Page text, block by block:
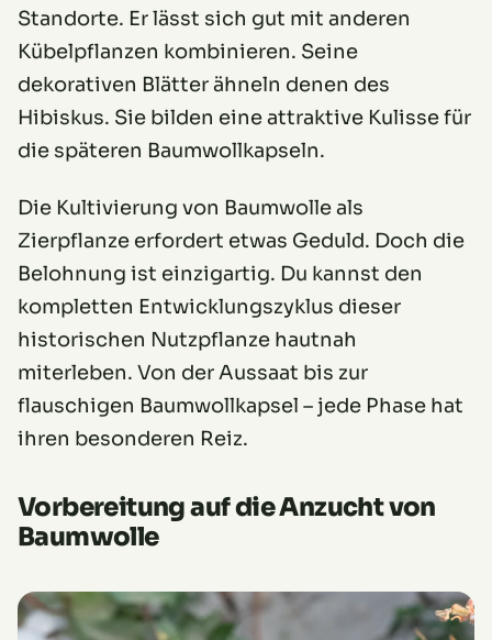
Standorte. Er lässt sich gut mit anderen
Kübelpflanzen kombinieren. Seine
dekorativen Blätter ähneln denen des
Hibiskus. Sie bilden eine attraktive Kulisse für
die späteren Baumwollkapseln.
Die Kultivierung von Baumwolle als
Zierpflanze erfordert etwas Geduld. Doch die
Belohnung ist einzigartig. Du kannst den
kompletten Entwicklungszyklus dieser
historischen Nutzpflanze hautnah
miterleben. Von der Aussaat bis zur
flauschigen Baumwollkapsel – jede Phase hat
ihren besonderen Reiz.
Vorbereitung auf die Anzucht von
Baumwolle